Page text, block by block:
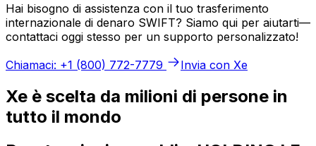
Hai bisogno di assistenza con il tuo trasferimento
internazionale di denaro SWIFT? Siamo qui per aiutarti—
contattaci oggi stesso per un supporto personalizzato!
Chiamaci: +1 (800) 772-7779
Invia con Xe
Xe è scelta da milioni di persone in
tutto il mondo